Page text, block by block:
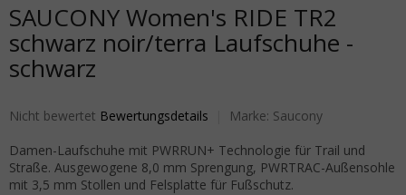
SAUCONY Women's RIDE TR2
schwarz noir/terra Laufschuhe -
schwarz
Die durchschnittliche Produktbewertung ist 0,0 von 5 Sternen.
Nicht bewertet Bewertungsdetails Marke: Saucony
Damen-Laufschuhe mit PWRRUN+ Technologie für Trail und
Straße. Ausgewogene 8,0 mm Sprengung, PWRTRAC-Außensohle
mit 3,5 mm Stollen und Felsplatte für Fußschutz.